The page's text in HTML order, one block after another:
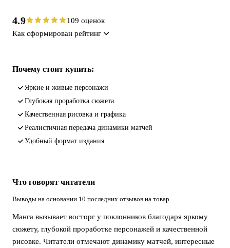
4.9
109 оценок
Как сформирован рейтинг
Почему стоит купить:
яркие и живые персонажи
глубокая проработка сюжета
качественная рисовка и графика
реалистичная передача динамики матчей
удобный формат издания
Что говорят читатели
Выводы на основании 10 последних отзывов на товар
Манга вызывает восторг у поклонников благодаря яркому
сюжету, глубокой проработке персонажей и качественной
рисовке. Читатели отмечают динамику матчей, интересные